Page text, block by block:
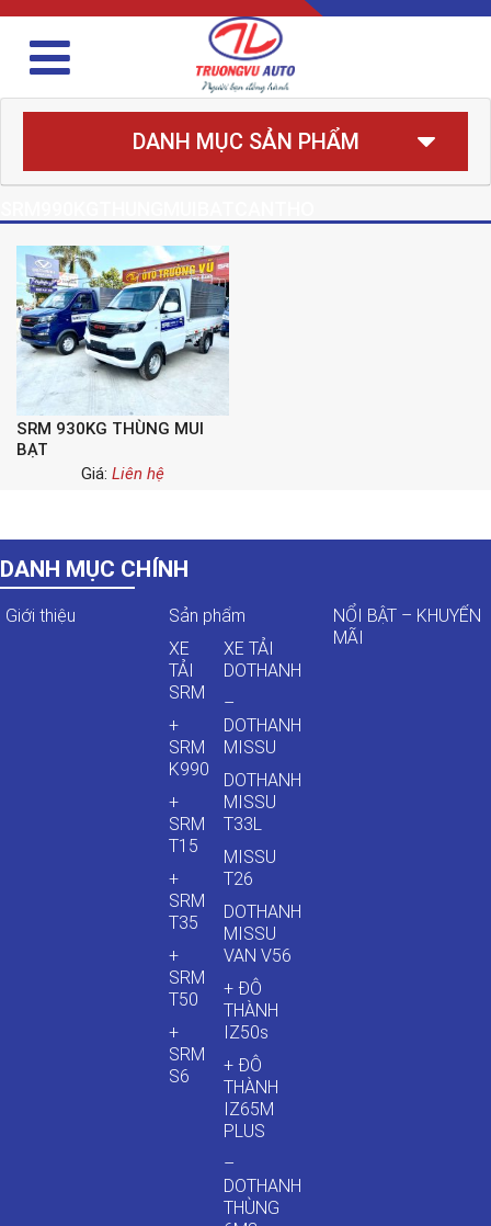
DANH MỤC SẢN PHẨM
SRM 930KG THÙNG MUI
BẠT
Giá: Liên hệ
DANH MỤC CHÍNH
Giới thiệu
Sản phẩm
XE
TẢI
SRM
+
SRM
K990
+
SRM
T15
+
SRM
T35
+
SRM
T50
+
SRM
S6
XE TẢI
DOTHANH
–
DOTHANH
MISSU
DOTHANH
MISSU
T33L
MISSU
T26
DOTHANH
MISSU
VAN V56
+ ĐÔ
THÀNH
IZ50s
+ ĐÔ
THÀNH
IZ65M
PLUS
–
DOTHANH
THÙNG
NỔI BẬT – KHUYẾN
MÃI